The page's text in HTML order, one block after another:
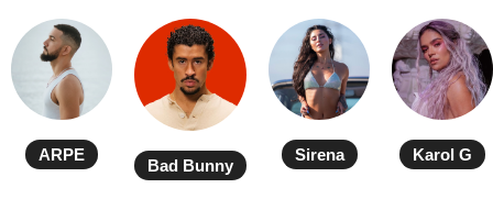
ARPE
Bad Bunny
Sirena Karol G